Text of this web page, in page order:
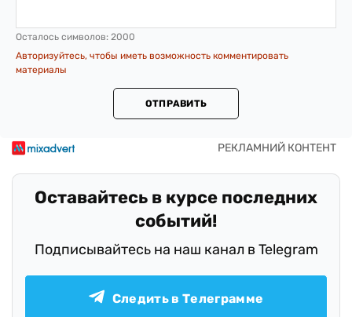
Осталось символов: 2000
Авторизуйтесь, чтобы иметь возможность комментировать
материалы
ОТПРАВИТЬ
Оставайтесь в курсе последних
событий!
Подписывайтесь на наш канал в Telegram
Следить в Телеграмме